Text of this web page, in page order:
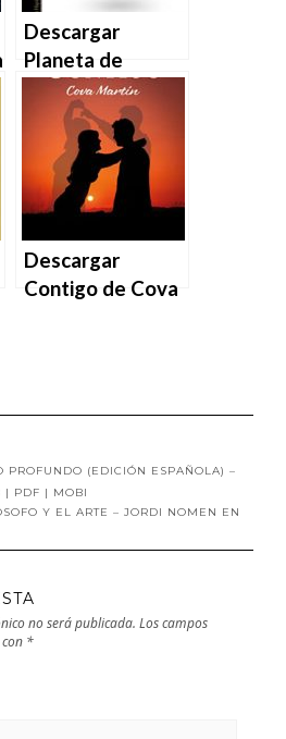
Descargar
Planeta de
Susana Martín
Gijón en EPUB |
PDF | MOBI
Descargar
Contigo de Cova
PROFUNDO (EDICIÓN ESPAÑOLA) –
| PDF | MOBI
Y EL ARTE – JORDI NOMEN EN
no será publicada. Los campos
*